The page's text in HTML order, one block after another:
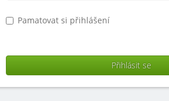
Pamatovat si přihlášení